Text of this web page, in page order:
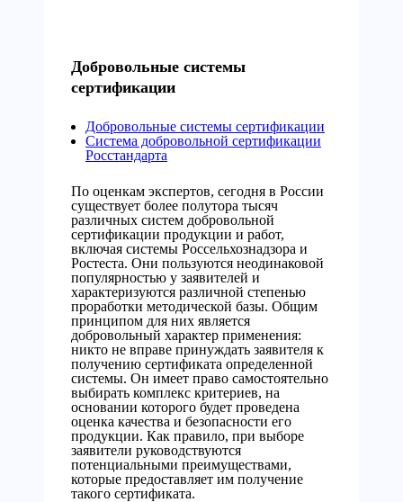
Добровольные системы
сертификации
Добровольные системы сертификации
Система добровольной сертификации
Росстандарта
По оценкам экспертов, сегодня в России
существует более полутора тысяч
различных систем добровольной
сертификации продукции и работ,
включая системы Россельхознадзора и
Ростеста. Они пользуются неодинаковой
популярностью у заявителей и
характеризуются различной степенью
проработки методической базы. Общим
принципом для них является
добровольный характер применения:
никто не вправе принуждать заявителя к
получению сертификата определенной
системы. Он имеет право самостоятельно
выбирать комплекс критериев, на
основании которого будет проведена
оценка качества и безопасности его
продукции. Как правило, при выборе
заявители руководствуются
потенциальными преимуществами,
которые предоставляет им получение
такого сертификата.